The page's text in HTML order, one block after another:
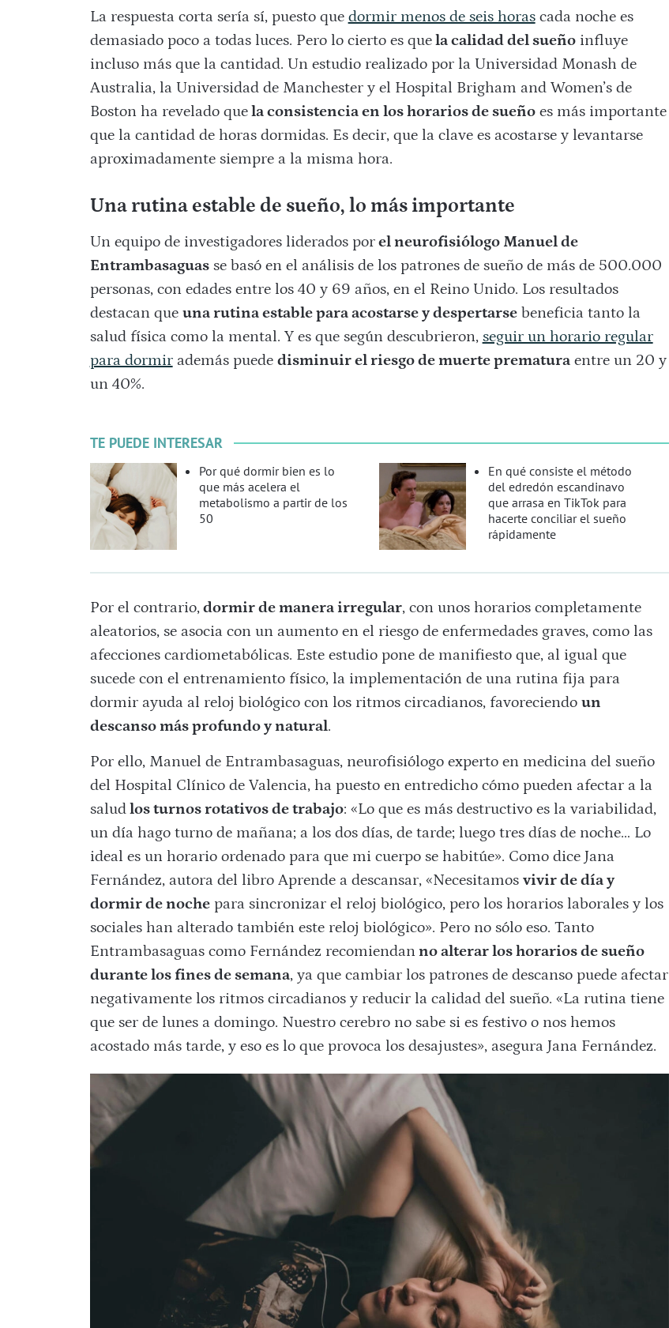
La respuesta corta sería sí, puesto que dormir menos de seis horascada noche es
demasiado poco a todas luces. Pero lo cierto es quela calidad del sueñoinfluye
incluso más que la cantidad. Un estudio realizado por la Universidad Monash de
Australia, la Universidad de Manchester y el Hospital Brigham and Women’s de
Boston ha revelado quela consistencia en los horarios de sueñoes más importante
que la cantidad de horas dormidas. Es decir, que la clave es acostarse y levantarse
aproximadamente siempre a la misma hora.
Una rutina estable de sueño, lo más importante
Un equipo de investigadores liderados porel neurofisiólogo Manuel de
Entrambasaguasse basó en el análisis de los patrones de sueño de más de 500.000
personas, con edades entre los 40 y 69 años, en el Reino Unido. Los resultados
destacan que una rutina estable para acostarse y despertarsebeneficia tanto la
salud física como la mental. Y es que según descubrieron, seguir un horario regular
para dormirademás puede disminuir el riesgo de muerte prematuraentre un 20 y
un 40%.
TE PUEDE INTERESAR
Por qué dormir bien es lo
que más acelera el
metabolismo a partir de los
50
En qué consiste el método
del edredón escandinavo
que arrasa en TikTok para
hacerte conciliar el sueño
rápidamente
Por el contrario,dormir de manera irregular, con unos horarios completamente
aleatorios, se asocia con un aumento en el riesgo de enfermedades graves, como las
afecciones cardiometabólicas. Este estudio pone de manifiesto que, al igual que
sucede con el entrenamiento físico, la implementación de una rutina fija para
dormir ayuda al reloj biológico con los ritmos circadianos, favoreciendo un
descanso más profundo y natural.
Por ello, Manuel de Entrambasaguas, neurofisiólogo experto en medicina del sueño
del Hospital Clínico de Valencia, ha puesto en entredicho cómo pueden afectar a la
saludlos turnos rotativos de trabajo: «Lo que es más destructivo es la variabilidad,
un día hago turno de mañana; a los dos días, de tarde; luego tres días de noche… Lo
ideal es un horario ordenado para que mi cuerpo se habitúe». Como dice Jana
Fernández, autora del libro Aprende a descansar, «Necesitamos vivir de día y
dormir de nochepara sincronizar el reloj biológico, pero los horarios laborales y los
sociales han alterado también este reloj biológico». Pero no sólo eso. Tanto
Entrambasaguas como Fernández recomiendanno alterar los horarios de sueño
durante los fines de semana, ya que cambiar los patrones de descanso puede afectar
negativamente los ritmos circadianos y reducir la calidad del sueño. «La rutina tiene
que ser de lunes a domingo. Nuestro cerebro no sabe si es festivo o nos hemos
acostado más tarde, y eso es lo que provoca los desajustes», asegura Jana Fernández.